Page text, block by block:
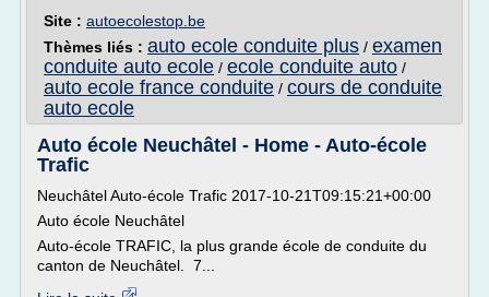
Site : autoecolestop.be
Thèmes liés : auto ecole conduite plus / examen
conduite auto ecole / ecole conduite auto /
auto ecole france conduite / cours de conduite
auto ecole
Auto école Neuchâtel - Home - Auto-école
Trafic
Neuchâtel Auto-école Trafic 2017-10-21T09:15:21+00:00
Auto école Neuchâtel
Auto-école TRAFIC, la plus grande école de conduite du
canton de Neuchâtel. 7...